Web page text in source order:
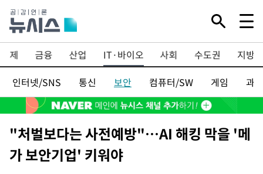
경제 금융 산업 IT·바이오 사회 수도권
지방
인터넷/SNS
통신 보안 컴퓨터/SW 게임 과학
"처벌보다는 사전예방"…AI 해킹 막을 '메
가 보안기업' 키워야